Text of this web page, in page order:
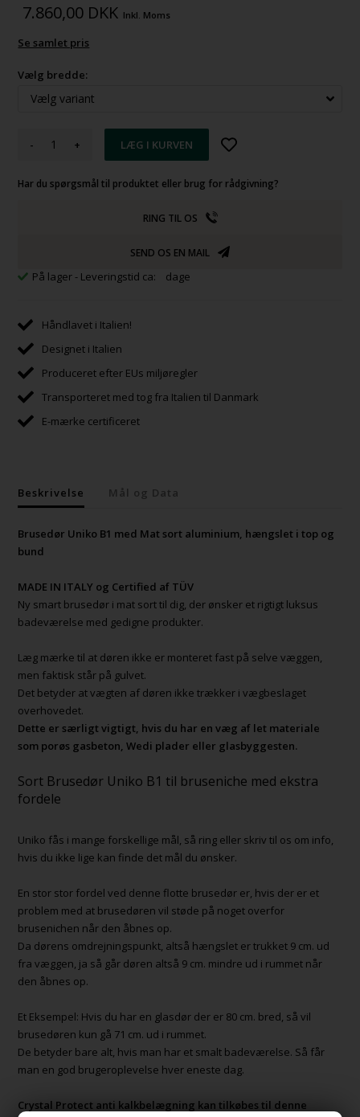
7.860,00 DKK Inkl. Moms
Se samlet pris
Vælg bredde:
- +
Har du spørgsmål til produktet eller brug for rådgivning?
RING TIL OS
SEND OS EN MAIL
På lager - Leveringstid ca: dage
Håndlavet i Italien!
Designet i Italien
Produceret efter EUs miljøregler
Transporteret med tog fra Italien til Danmark
E-mærke certificeret
Beskrivelse Mål og Data
Brusedør Uniko B1 med Mat sort aluminium, hængslet i top og
bund
MADE IN ITALY og Certified af TÜV
Ny smart brusedør i mat sort til dig, der ønsker et rigtigt luksus
badeværelse med gedigne produkter.
Læg mærke til at døren ikke er monteret fast på selve væggen,
men faktisk står på gulvet.
Det betyder at vægten af døren ikke trækker i vægbeslaget
overhovedet.
Dette er særligt vigtigt, hvis du har en væg af let materiale
som porøs gasbeton, Wedi plader eller glasbyggesten.
Sort Brusedør Uniko B1 til bruseniche med ekstra
fordele
Uniko fås i mange forskellige mål, så ring eller skriv til os om info,
hvis du ikke lige kan finde det mål du ønsker.
En stor stor fordel ved denne flotte brusedør er, hvis der er et
problem med at brusedøren vil støde på noget overfor
brusenichen når den åbnes op.
Da dørens omdrejningspunkt, altså hængslet er trukket 9 cm. ud
fra væggen, ja så går døren altså 9 cm. mindre ud i rummet når
den åbnes op.
Et Eksempel: Hvis du har en glasdør der er 80 cm. bred, så vil
brusedøren kun gå 71 cm. ud i rummet.
De betyder bare alt, hvis man har et smalt badeværelse. Så får
man en god brugeroplevelse hver eneste dag.
Crystal Protect anti kalkbelægning kan tilkøbes til denne